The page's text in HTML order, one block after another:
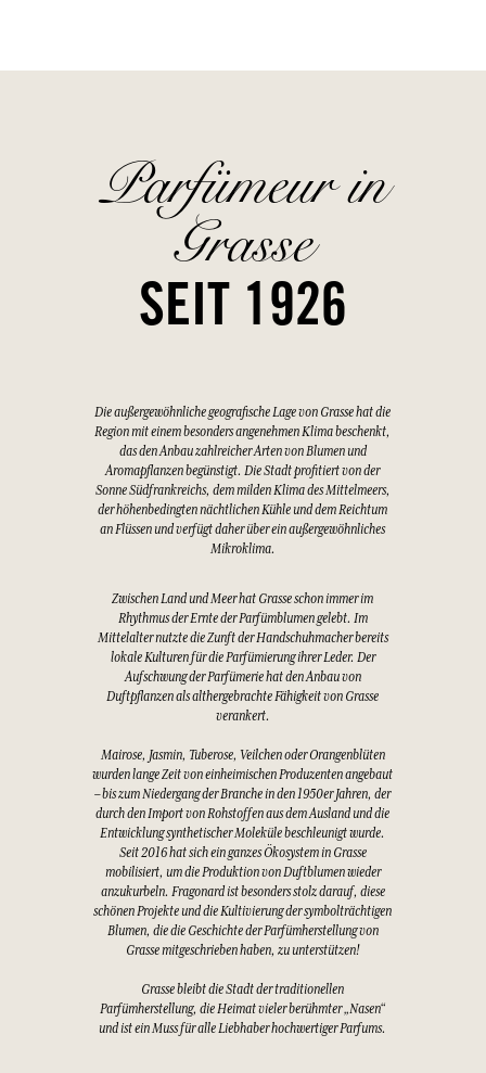
Parfümeur in
Grasse
SEIT 1926
Die außergewöhnliche geografische Lage von Grasse hat die
Region mit einem besonders angenehmen Klima beschenkt,
das den Anbau zahlreicher Arten von Blumen und
Aromapflanzen begünstigt. Die Stadt profitiert von der
Sonne Südfrankreichs, dem milden Klima des Mittelmeers,
der höhenbedingten nächtlichen Kühle und dem Reichtum
an Flüssen und verfügt daher über ein außergewöhnliches
Mikroklima.
Zwischen Land und Meer hat Grasse schon immer im
Rhythmus der Ernte der Parfümblumen gelebt. Im
Mittelalter nutzte die Zunft der Handschuhmacher bereits
lokale Kulturen für die Parfümierung ihrer Leder. Der
Aufschwung der Parfümerie hat den Anbau von
Duftpflanzen als althergebrachte Fähigkeit von Grasse
verankert.
Mairose, Jasmin, Tuberose, Veilchen oder Orangenblüten
wurden lange Zeit von einheimischen Produzenten angebaut
– bis zum Niedergang der Branche in den 1950er Jahren, der
durch den Import von Rohstoffen aus dem Ausland und die
Entwicklung synthetischer Moleküle beschleunigt wurde.
Seit 2016 hat sich ein ganzes Ökosystem in Grasse
mobilisiert, um die Produktion von Duftblumen wieder
anzukurbeln. Fragonard ist besonders stolz darauf, diese
schönen Projekte und die Kultivierung der symbolträchtigen
Blumen, die die Geschichte der Parfümherstellung von
Grasse mitgeschrieben haben, zu unterstützen!
Grasse bleibt die Stadt der traditionellen
Parfümherstellung, die Heimat vieler berühmter „Nasen“
und ist ein Muss für alle Liebhaber hochwertiger Parfums.